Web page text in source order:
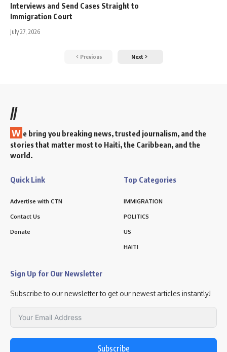
Interviews and Send Cases Straight to
Immigration Court
July 27, 2026
Previous Next
//
W e bring you breaking news, trusted journalism, and the
stories that matter most to Haiti, the Caribbean, and the
world.
Quick Link
Advertise with CTN
Contact Us
Donate
Top Categories
IMMIGRATION
POLITICS
US
HAITI
Sign Up for Our Newsletter
Subscribe to our newsletter to get our newest articles instantly!
Subscribe